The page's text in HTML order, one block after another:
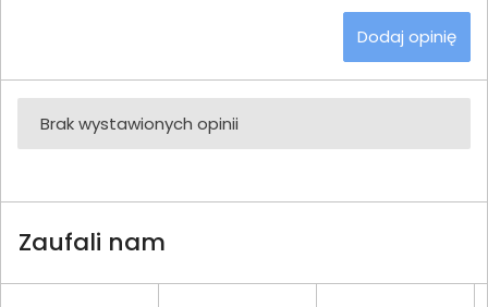
Dodaj opinię
Brak wystawionych opinii
Zaufali nam